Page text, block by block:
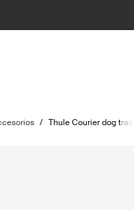
/ Thule Courier dog